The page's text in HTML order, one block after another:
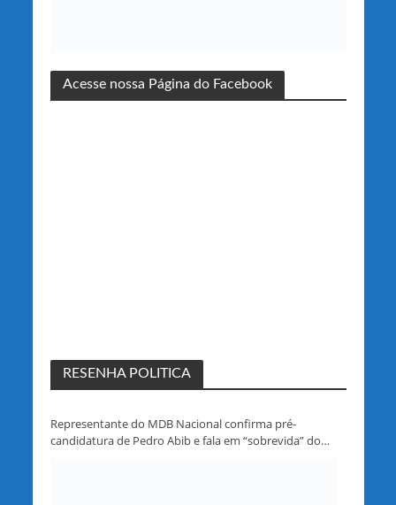
Acesse nossa Página do Facebook
RESENHA POLITICA
Representante do MDB Nacional confirma pré-
candidatura de Pedro Abib e fala em “sobrevida” do